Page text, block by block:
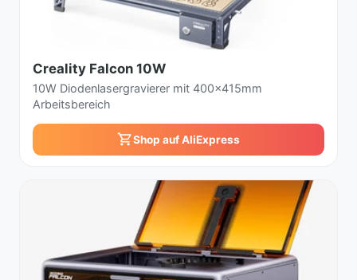
Creality Falcon 10W
10W Diodenlasergravierer mit 400x415mm
Arbeitsbereich
Shop auf AliExpress